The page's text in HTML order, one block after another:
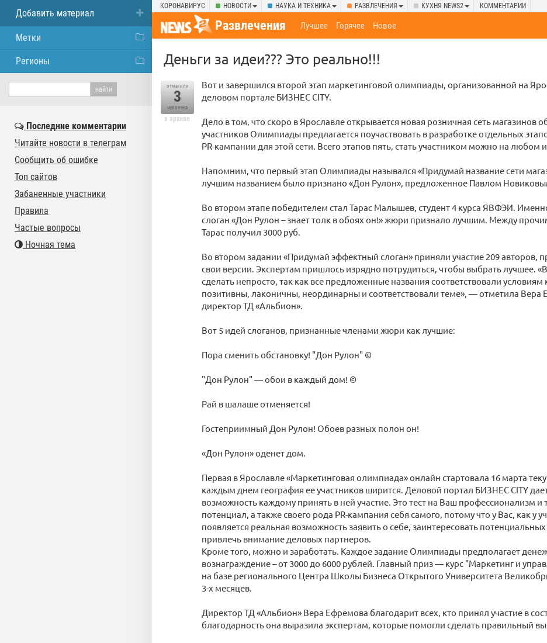
КОРОНАВИРУС НОВОСТИ НАУКА И ТЕХНИКА РАЗВЛЕЧЕНИЯ КУХНЯ NEWS2 КОММЕНТАРИИ
Развлечения Лучшее Горячее Новое
Деньги за идеи??? Это реально!!!
отметили
3
человека
в архиве
Вот и завершился второй этап маркетинговой олимпиады, организованной на
деловом портале БИЗНЕС CITY.
Дело в том, что скоро в Ярославле открывается новая розничная сеть магазинов
участников Олимпиады предлагается поучаствовать в разработке отдельных
PR-кампании для этой сети. Всего этапов пять, стать участником можно на любом
Напомним, что первый этап Олимпиады назывался «Придумай название сети
лучшим названием было признано «Дон Рулон», предложенное Павлом
Во втором этапе победителем стал Тарас Малышев, студент 4 курса ЯВФЭИ.
слоган «Дон Рулон – знает толк в обоях он!» жюри признало лучшим. Между
Тарас получил 3000 руб.
Во втором задании «Придумай эффектный слоган» приняли участие 209 авторов,
свои версии. Экспертам пришлось изрядно потрудиться, чтобы выбрать лучшее.
сделать непросто, так как все предложенные названия соответствовали
позитивны, лаконичны, неординарны и соответствовали теме», — отметила Вера
директор ТД «Альбион».
Вот 5 идей слоганов, признанные членами жюри как лучшие:
Пора сменить обстановку! "Дон Рулон" ©
"Дон Рулон" — обои в каждый дом! ©
Рай в шалаше отменяется!
Гостеприимный Дон Рулон! Обоев разных полон он!
«Дон Рулон» оденет дом.
Первая в Ярославле «Маркетинговая олимпиада» онлайн стартовала 16 марта
каждым днем география ее участников ширится. Деловой портал БИЗНЕС CITY
возможность каждому принять в ней участие. Это тест на Ваш профессионализм и
потенциал, а также своего рода PR-кампания себя самого, потому что у Вас, как у
появляется реальная возможность заявить о себе, заинтересовать
привлечь внимание деловых партнеров.
Кроме того, можно и заработать. Каждое задание Олимпиады предполагает
вознаграждение – от 3000 до 6000 рублей. Главный приз — курс "Маркетинг и
на базе регионального Центра Школы Бизнеса Открытого Университета
3-х месяцев.
Директор ТД «Альбион» Вера Ефремова благодарит всех, кто принял участие в
благодарность она выразила экспертам, которые помогли сделать правильный
Добавить материал
Метки
Регионы
Последние комментарии
Читайте новости в телеграм
Сообщить об ошибке
Топ сайтов
Забаненные участники
Правила
Частые вопросы
Ночная тема